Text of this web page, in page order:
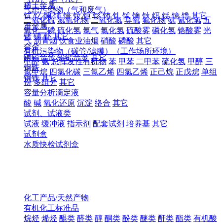
气态污染物（气和废气）
二氧化硫 氮氧化物 二氧化氮 臭氧 氟化物 氨 氰化氢 五
氧化二磷 硫化氢 氯气 氯化氢 硫酸雾 磷化氢 铬酸雾 光
气 沥青烟 饮食业油烟 硝酸 磷酸 其它
有机污染物（碳管/滤膜）（工作场所环境）
甲醛 氨 总挥发性有机物 苯 甲苯 二甲苯 硫化氢 甲醇 三
氯甲烷 四氯化碳 三氯乙烯 四氯乙烯 正己烷 正戊烷 单组
份 多组分 其它
容量分析滴定液
酸 碱 氧化还原 沉淀 络合 其它
试剂、试液类
试液 缓冲液 指示剂 配套试剂 培养基 其它
试剂盒
水质快检试剂盒
稀土金属
钪 钇 镧 铈 镨 钕 钷 钐 铕 钆 铽 镝 钬 铒 铥 镱 镥 其它
准金属
锗 锑 钋 其它
合金
铜铅合金 铅钯合金 其它
钢铁
钢铁 其它
化工产品/天然产物
有机化工标准品
烷烃 烯烃 醌类 醛类 醇 酮类 酚类 醚类 酐类 酯类 有机酸